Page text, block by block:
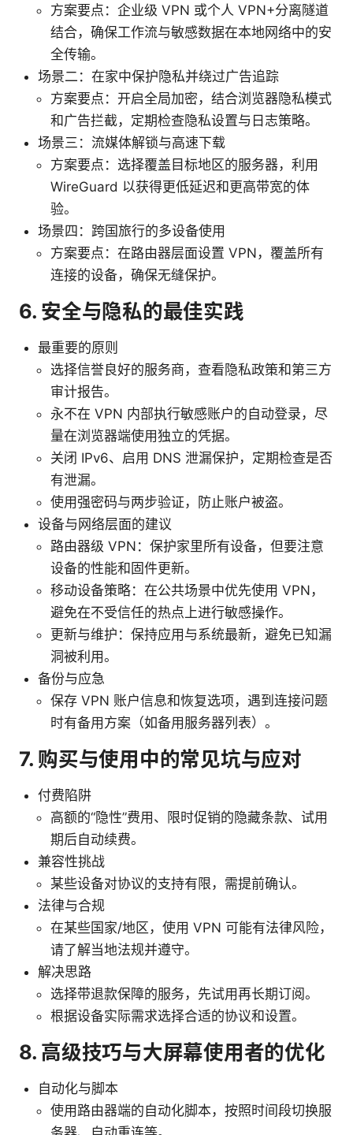
方案要点：企业级 VPN 或个人 VPN+分离隧道
结合，确保工作流与敏感数据在本地网络中的安
全传输。
场景二：在家中保护隐私并绕过广告追踪
方案要点：开启全局加密，结合浏览器隐私模式
和广告拦截，定期检查隐私设置与日志策略。
场景三：流媒体解锁与高速下载
方案要点：选择覆盖目标地区的服务器，利用
WireGuard 以获得更低延迟和更高带宽的体
验。
场景四：跨国旅行的多设备使用
方案要点：在路由器层面设置 VPN，覆盖所有
连接的设备，确保无缝保护。
6. 安全与隐私的最佳实践
最重要的原则
选择信誉良好的服务商，查看隐私政策和第三方
审计报告。
永不在 VPN 内部执行敏感账户的自动登录，尽
量在浏览器端使用独立的凭据。
关闭 IPv6、启用 DNS 泄漏保护，定期检查是否
有泄漏。
使用强密码与两步验证，防止账户被盗。
设备与网络层面的建议
路由器级 VPN：保护家里所有设备，但要注意
设备的性能和固件更新。
移动设备策略：在公共场景中优先使用 VPN，
避免在不受信任的热点上进行敏感操作。
更新与维护：保持应用与系统最新，避免已知漏
洞被利用。
备份与应急
保存 VPN 账户信息和恢复选项，遇到连接问题
时有备用方案（如备用服务器列表）。
7. 购买与使用中的常见坑与应对
付费陷阱
高额的“隐性”费用、限时促销的隐藏条款、试用
期后自动续费。
兼容性挑战
某些设备对协议的支持有限，需提前确认。
法律与合规
在某些国家/地区，使用 VPN 可能有法律风险，
请了解当地法规并遵守。
解决思路
选择带退款保障的服务，先试用再长期订阅。
根据设备实际需求选择合适的协议和设置。
8. 高级技巧与大屏幕使用者的优化
自动化与脚本
使用路由器端的自动化脚本，按照时间段切换服